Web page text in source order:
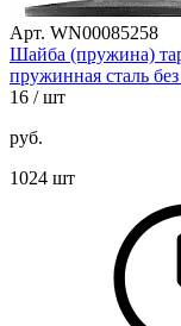
Арт. WN00085258
Шайба (пружина)
пружинная сталь
16 / шт
руб.
1024 шт